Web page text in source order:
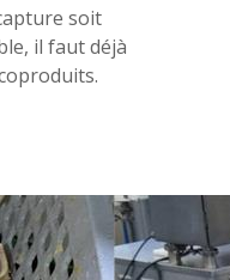
soit
il faut déjà